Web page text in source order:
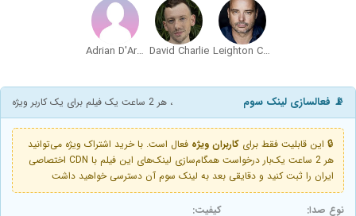
Leighton Cardno
David Charlie
Adrian D'Arcy
📡 فعالسازی لینک سوم ، هر 2 ساعت یک فیلم برای یک کاربر ویژه
🔒 این قابلیت فقط برای کاربران ویژه فعال است. با خرید اشتراک ویژه می‌توانید
هر 2 ساعت یک‌بار درخواست همگام‌سازی لینک‌های این فیلم با CDN اختصاصی
ایران را ثبت کنید و دقایقی بعد به لینک سوم آن دسترسی خواهید داشت
نوع صدا: کیفیت: